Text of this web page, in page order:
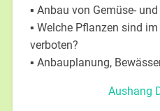
▪ Anbau von Gemüse-
▪ Welche Pflanzen sind
verboten?
▪ Anbauplanung,
Aushang